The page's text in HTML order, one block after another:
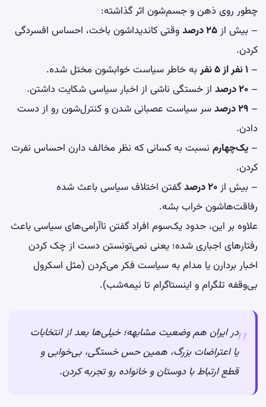
چطور روی ذهن و جسم‌شون اثر گذاشته:
– بیش از ۲۵ درصد وقتی کاندیداشون باخت، احساس افسردگی
کردن.
– ۱ نفر از ۵ نفر به خاطر سیاستخوابشون مختل شده.
– ۲۰ درصد
از خستگی ناشی از اخبار سیاسی شکایت داشتن.
– ۲۹ درصد
سر سیاست عصبانی شدن و کنترل‌شون رو از دست
دادن.
– یک‌چهارم نسبت به کسانی که نظر مخالف دارن احساس نفرت
کردن.
– بیش از ۲۰ درصد
گفتن اختلاف سیاسی باعث شده
رفاقت‌هاشون خراب بشه.
علاوه بر این، حدود یک‌سوم افراد گفتن ناآرامی‌های سیاسی باعث
رفتارهای اجباری شده؛ یعنی نمی‌تونستن دست از چک کردن
اخبار بردارن یا مدام به سیاست فکر می‌کردن (مثل اسکرول
بی‌وقفه تلگرام و اینستاگرام تا نیمه‌شب).
در ایران هم وضعیت مشابهه؛ خیلی‌ها بعد از انتخابات
یا اعتراضات بزرگ، همین حس خستگی، بی‌خوابی و
قطع ارتباط با دوستان و خانواده رو تجربه کردن.